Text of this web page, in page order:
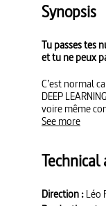
Synopsis
Tu passes tes
et tu ne peux
C’est normal
DEEP
voire même
See more
Direction :Léo